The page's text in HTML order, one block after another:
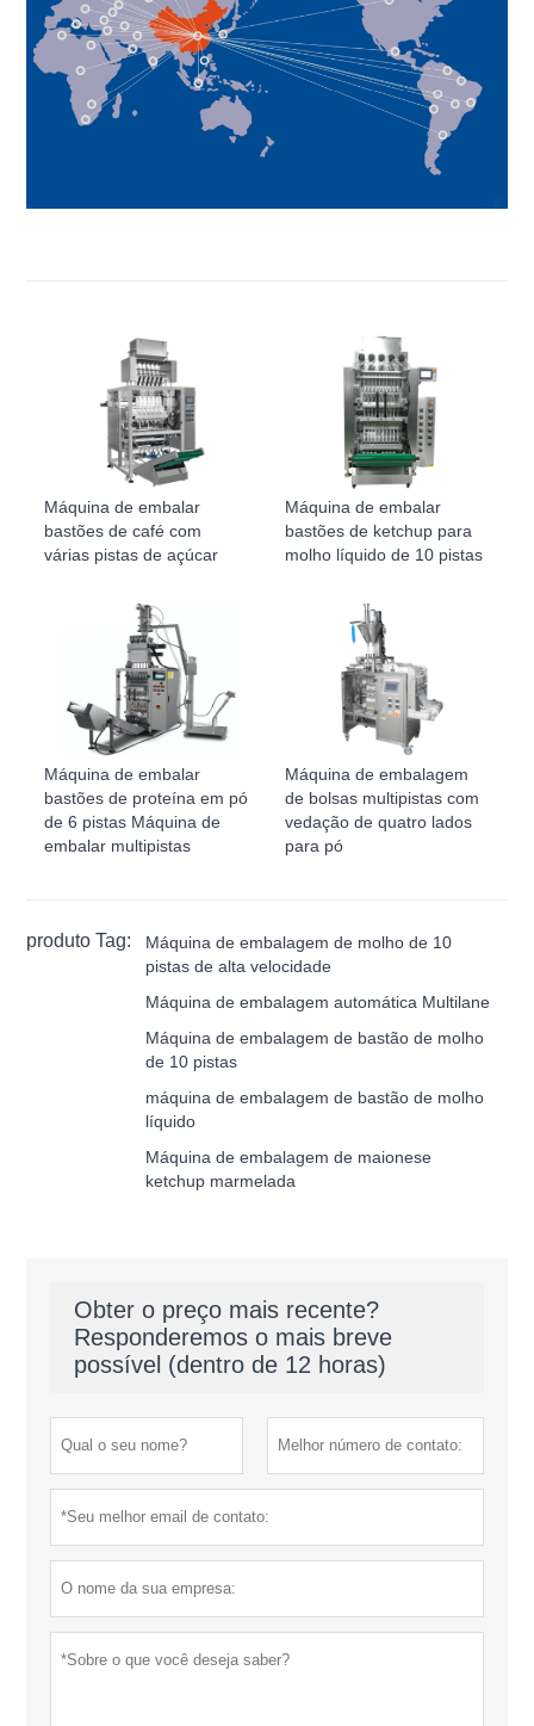
Máquina de embalar
bastões de café com
várias pistas de açúcar
Máquina de embalar
bastões de ketchup para
molho líquido de 10 pistas
Máquina de embalar
bastões de proteína em pó
de 6 pistas Máquina de
embalar multipistas
Máquina de embalagem
de bolsas multipistas com
vedação de quatro lados
para pó
produto Tag:
Máquina de embalagem de molho de 10
pistas de alta velocidade
Máquina de embalagem automática Multilane
Máquina de embalagem de bastão de molho
de 10 pistas
máquina de embalagem de bastão de molho
líquido
Máquina de embalagem de maionese
ketchup marmelada
Obter o preço mais recente?
Responderemos o mais breve
possível (dentro de 12 horas)